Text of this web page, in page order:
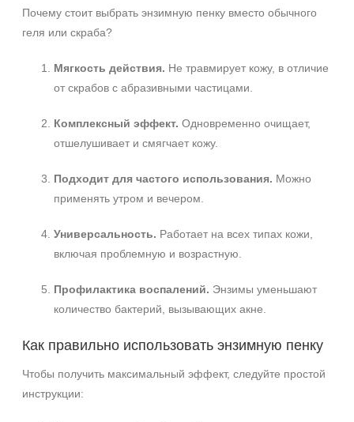
Почему стоит выбрать энзимную пенку вместо обычного
геля или скраба?
Мягкость действия. Не травмирует кожу, в отличие
от скрабов с абразивными частицами.
Комплексный эффект. Одновременно очищает,
отшелушивает и смягчает кожу.
Подходит для частого использования. Можно
применять утром и вечером.
Универсальность. Работает на всех типах кожи,
включая проблемную и возрастную.
Профилактика воспалений. Энзимы уменьшают
количество бактерий, вызывающих акне.
Как правильно использовать энзимную пенку
Чтобы получить максимальный эффект, следуйте простой
инструкции:
+7 (495) 640-58-89